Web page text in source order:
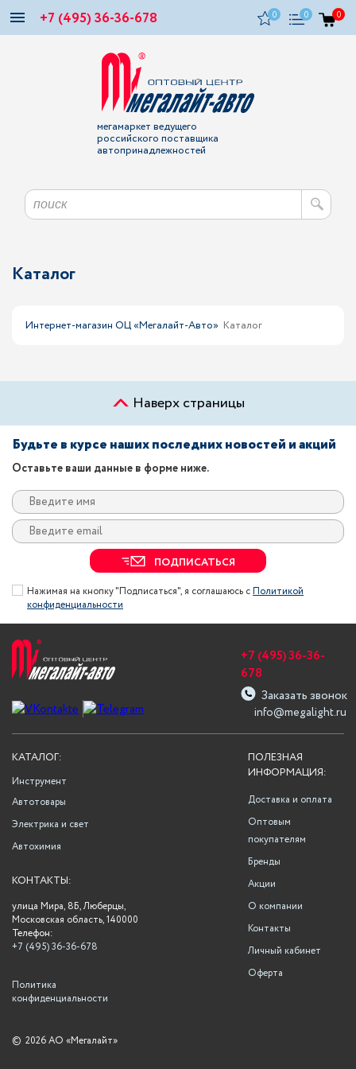
+7 (495) 36-36-678 0 0 0
мегамаркет ведущего
российского поставщика
автопринадлежностей
Каталог
Интернет-магазин ОЦ «Мегалайт-Авто» Каталог
Наверх страницы
Будьте в курсе наших последних новостей и акций
Оставьте ваши данные в форме ниже.
ПОДПИСАТЬСЯ
Нажимая на кнопку "Подписаться", я соглашаюсь сПолитикой
конфиденциальности
info@megalight.ru
+7 (495) 36-36-
678
Заказать звонок
ПОЛЕЗНАЯ
ИНФОРМАЦИЯ:
Доставка и оплата
Оптовым
покупателям
Бренды
Акции
О компании
Контакты
Личный кабинет
Оферта
КАТАЛОГ:
Инструмент
Автотовары
Электрика и свет
Автохимия
КОНТАКТЫ:
улица Мира, 8Б, Люберцы,
Московская область, 140000
Телефон:
+7 (495) 36-36-678
Политика
конфиденциальности
© 2026 АО «Мегалайт»